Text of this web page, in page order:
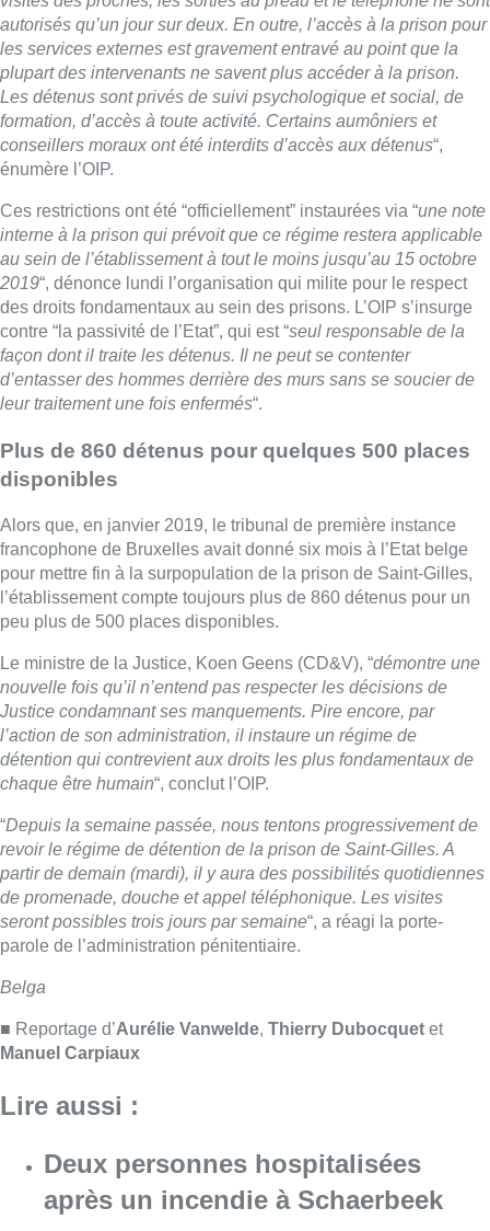
des droits fondamentaux au sein des prisons. L’OIP s’insurge
contre “la passivité de l’Etat”, qui est “
seul responsable de la
façon dont il traite les détenus. Il ne peut se contenter
d’entasser des hommes derrière des murs sans se soucier de
leur traitement une fois enfermés“.
Plus de 860 détenus pour quelques 500 places
Alors que, en janvier 2019, le tribunal de première instance
francophone de Bruxelles avait donné six mois à l’Etat belge
pour mettre fin à la surpopulation de la prison de Saint-Gilles,
l’établissement compte toujours plus de 860 détenus pour un
peu plus de 500 places disponibles.
Le ministre de la Justice, Koen Geens (CD&V), “
démontre une
nouvelle fois qu’il n’entend pas respecter les décisions de
l’action de son administration, il instaure un régime de
détention qui contrevient aux droits les plus fondamentaux de
chaque être humain
“Depuis la semaine passée, nous tentons progressivement de
revoir le régime de détention de la prison de Saint-Gilles. A
partir de demain (mardi), il y aura des possibilités quotidiennes
de promenade, douche et appel téléphonique. Les visites
seront possibles trois jours par semaine
parole de l’administration pénitentiaire.
Belga
■ Reportage d’ Aurélie Vanwelde,Thierry Dubocquet
Manuel Carpiaux
Lire aussi :
Deux personnes hospitalisées
après un incendie à Schaerbeek